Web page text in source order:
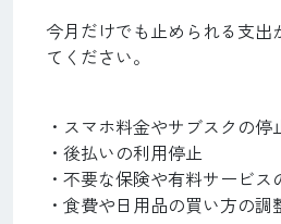
今月だけでも止められる支出
てください。
・スマホ料金やサブスクの停
・後払いの利用停止
・不要な保険や有料サービス
・食費や日用品の買い方の調